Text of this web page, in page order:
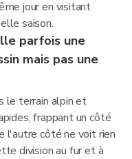
jour en visitant
saison.
parfois une
mais pas une
le terrain alpin et
frappant un côté
l'autre côté ne voit rien
division au fur et à